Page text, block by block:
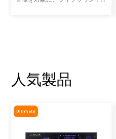
人気製品
Ultimate